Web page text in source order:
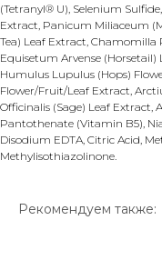
(Tetranyl® U), Selenium
Extract, Panicum Miliaceum
Tea) Leaf Extract,
Equisetum Arvense
Humulus Lupulus (Hops)
Flower/Fruit/Leaf Extract,
Officinalis (Sage) Leaf Extract,
Pantothenate (Vitamin B5),
Disodium EDTA, Citric Acid,
Methylisothiazolinone.
Рекомендуем также: